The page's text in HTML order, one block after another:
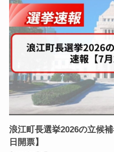
浪江町長選挙2026の立候
日開票】